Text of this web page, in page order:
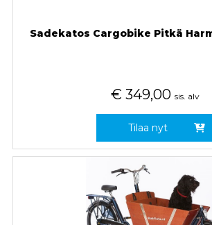
Sadekatos Cargobike Pitkä
€ 349,00 sis. alv
Tilaa nyt